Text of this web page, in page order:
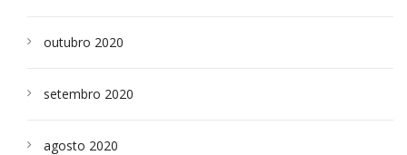
outubro 2020
setembro 2020
agosto 2020